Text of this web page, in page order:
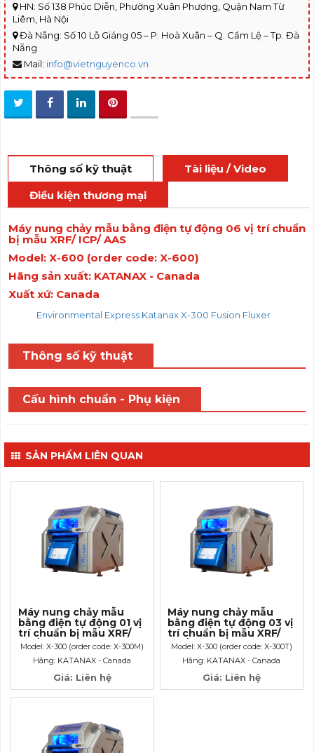
HN: Số 138 Phúc Diễn, Phường Xuân Phương, Quận Nam Từ
Liêm, Hà Nội
Đà Nẵng: Số 10 Lỗ Giáng 05 – P. Hoà Xuân – Q. Cẩm Lệ – Tp. Đà
Nẵng
Mail: info@vietnguyenco.vn
Thông số kỹ thuật
Tài liệu / Video
Điều kiện thương mại
Máy nung chảy mẫu bằng điện tự động 06 vị trí chuẩn
bị mẫu XRF/ ICP/ AAS
Model: X-600 (order code: X-600)
Hãng sản xuất: KATANAX - Canada
Xuất xứ: Canada
Environmental Express Katanax X-300 Fusion Fluxer
Thông số kỹ thuật
Cấu hình chuẩn - Phụ kiện
SẢN PHẨM LIÊN QUAN
Máy nung chảy mẫu
bằng điện tự động 01 vị
trí chuẩn bị mẫu XRF/
ICP/ AAS
Model: X-300 (order code: X-300M)
Hãng: KATANAX - Canada
Giá: Liên hệ
Máy nung chảy mẫu
bằng điện tự động 03 vị
trí chuẩn bị mẫu XRF/
ICP/ AAS
Model: X-300 (order code: X-300T)
Hãng: KATANAX - Canada
Giá: Liên hệ